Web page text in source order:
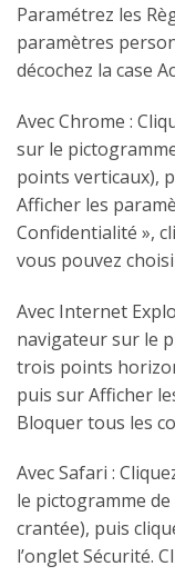
Paramétrez les
paramètres
décochez la case
Avec Chrome :
sur le
points verticaux),
Afficher les
Confidentialité »,
vous pouvez
Avec Internet
navigateur sur le
trois points
puis sur Afficher
Bloquer tous les
Avec Safari :
le pictogramme
crantée), puis
l’onglet Sécurité.